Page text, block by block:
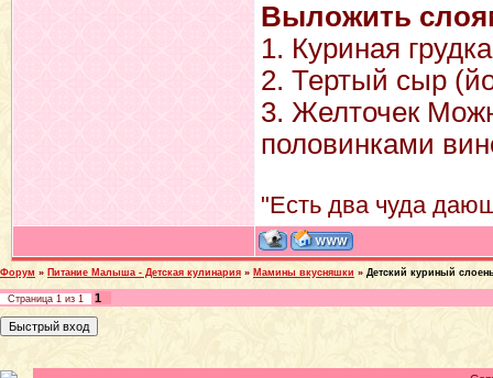
Выложить
1. Куриная
2. Тертый сыр
3. Желточек
половинками
"Есть два чуда
Форум » Питание Малыша - Детская кулинария » Мамины вкусняшки » Детский куриный
Страница 1 из 1 1